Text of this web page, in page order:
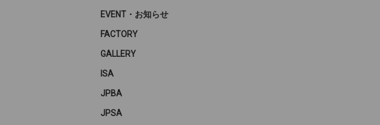
EVENT・お知らせ
FACTORY
GALLERY
ISA
JPBA
JPSA